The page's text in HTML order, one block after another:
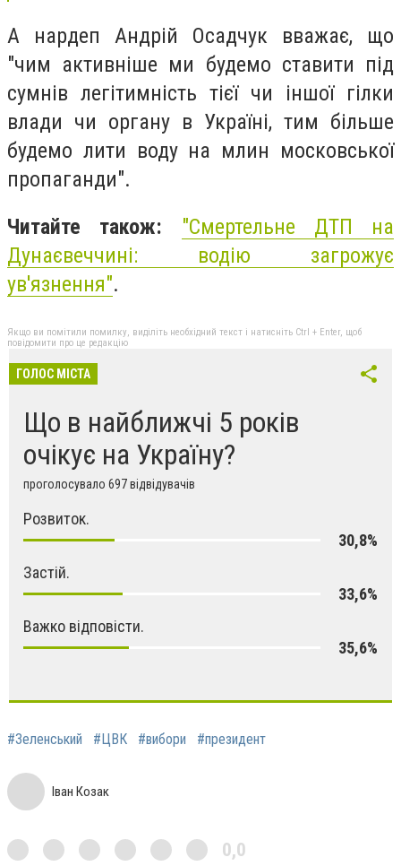
А нардеп Андрій Осадчук вважає, що
"чим активніше ми будемо ставити під
сумнів легітимність тієї чи іншої гілки
влади чи органу в Україні, тим більше
будемо лити воду на млин московської
пропаганди".
Читайте також: "Смертельне ДТП на
Дунаєвеччині: водію загрожує
ув'язнення".
Якщо ви помітили помилку, виділіть необхідний текст і натисніть Ctrl + Enter, щоб
повідомити про це редакцію
ГОЛОС МІСТА
Що в найближчі 5 років
очікує на Україну?
проголосувало 697 відвідувачів
Розвиток.
30,8%
Застій.
33,6%
Важко відповісти.
35,6%
#Зеленський #ЦВК #вибори #президент
Іван Козак
0,0